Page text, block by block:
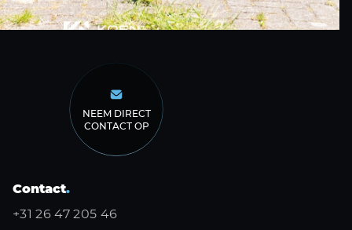
NEEM DIRECT
CONTACT OP
Contact.
+31 26 47 205 46